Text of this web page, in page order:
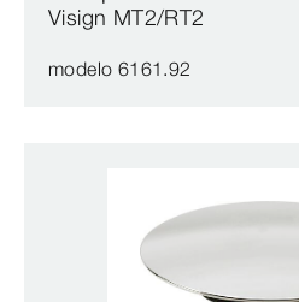
Visign MT2/RT2
modelo 6161.92